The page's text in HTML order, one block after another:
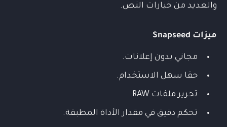
والعديد من خيارات النص.
ميزات Snapseed
مجاني بدون إعلانات.
حقا سهل الاستخدام.
تحرير ملفات RAW.
تحكم دقيق في مقدار الأداة المطبقة.